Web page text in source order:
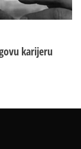
karijeru